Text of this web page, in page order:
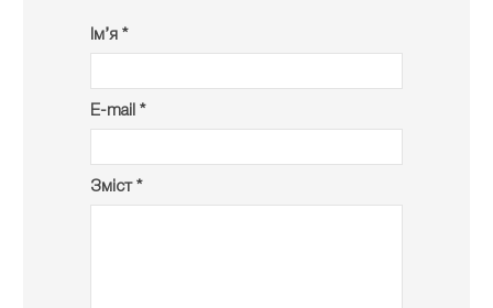
Ім’я *
E-mail *
Зміст *